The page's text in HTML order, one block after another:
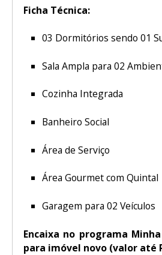
Ficha Técnica:
03 Dormitórios sendo 01
Sala Ampla para 02
Cozinha Integrada
Banheiro Social
Área de Serviço
Área Gourmet com Quintal
Garagem para 02 Veículos
Encaixa no programa
para imóvel novo (valor até